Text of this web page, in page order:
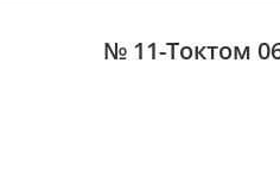
№ 11-Токтом